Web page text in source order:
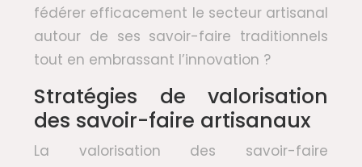
fédérer efficacement le secteur artisanal
autour de ses savoir-faire traditionnels
tout en embrassant l’innovation ?
Stratégies de valorisation
des savoir-faire artisanaux
La valorisation des savoir-faire